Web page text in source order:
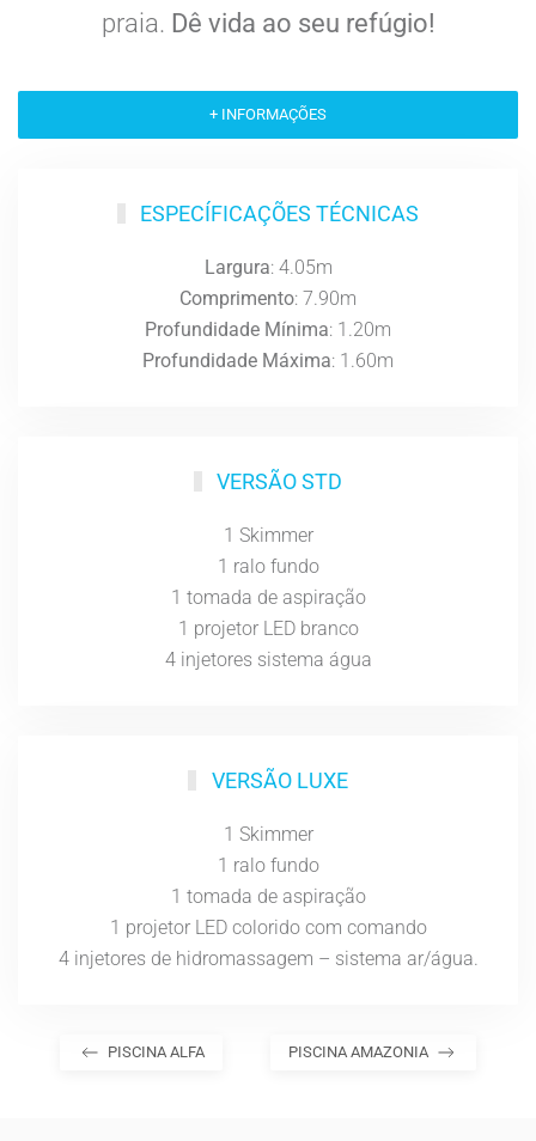
praia. Dê vida ao seu refúgio!
+ INFORMAÇÕES
ESPECÍFICAÇÕES TÉCNICAS
Largura: 4.05m
Comprimento: 7.90m
Profundidade Mínima: 1.20m
Profundidade Máxima: 1.60m
VERSÃO STD
1 Skimmer
1 ralo fundo
1 tomada de aspiração
1 projetor LED branco
4 injetores sistema água
VERSÃO LUXE
1 Skimmer
1 ralo fundo
1 tomada de aspiração
1 projetor LED colorido com comando
4 injetores de hidromassagem – sistema ar/água.
PISCINA ALFA PISCINA AMAZONIA